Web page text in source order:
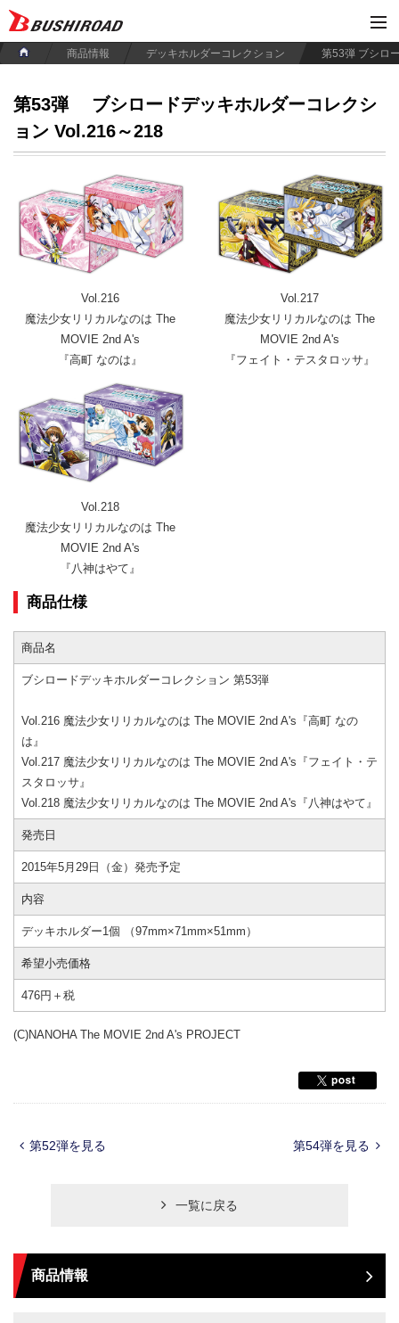
商品情報 デッキホルダーコレクション
第53弾
ブシロードデッキホルダーコレクシ
ョン Vol.216～218
Vol.216
魔法少女リリカルなのは The
MOVIE 2nd A's
『高町 なのは』
Vol.217
魔法少女リリカルなのは The
MOVIE 2nd A's
『フェイト・テスタロッサ』
Vol.218
魔法少女リリカルなのは The
MOVIE 2nd A's
『八神はやて』
商品仕様
商品名
ブシロードデッキホルダーコレクション 第53弾
Vol.216 魔法少女リリカルなのは The MOVIE 2nd A's『高町 なの
は』
Vol.217 魔法少女リリカルなのは The MOVIE 2nd A's『フェイト・テ
スタロッサ』
Vol.218 魔法少女リリカルなのは The MOVIE 2nd A's『八神はやて』
発売日
2015年5月29日（金）発売予定
内容
デッキホルダー1個 （97mm×71mm×51mm）
希望小売価格
476円＋税
(C)NANOHA The MOVIE 2nd A's PROJECT
第52弾を見る
一覧に戻る
第54弾を見る
商品情報